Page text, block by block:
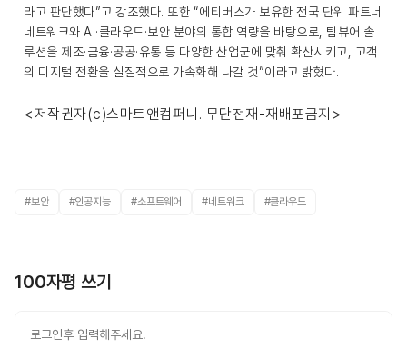
라고 판단했다”고 강조했다. 또한 “에티버스가 보유한 전국 단위 파트너
네트워크와 AI·클라우드·보안 분야의 통합 역량을 바탕으로, 팀뷰어 솔
루션을 제조·금융·공공·유통 등 다양한 산업군에 맞춰 확산시키고, 고객
의 디지털 전환을 실질적으로 가속화해 나갈 것”이라고 밝혔다.
<저작권자(c)스마트앤컴퍼니. 무단전재-재배포금지>
#보안 #인공지능 #소프트웨어 #네트워크 #클라우드
100자평 쓰기